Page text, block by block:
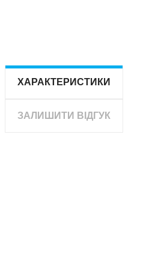
ХАРАКТЕРИСТИКИ
ЗАЛИШИТИ ВІДГУК